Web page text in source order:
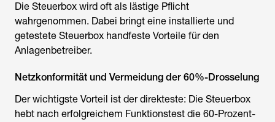
Die Steuerbox wird oft als lästige Pflicht
wahrgenommen. Dabei bringt eine installierte und
getestete Steuerbox handfeste Vorteile für den
Anlagenbetreiber.
Netzkonformität und Vermeidung der 60%-Drosselung
Der wichtigste Vorteil ist der direkteste: Die Steuerbox
hebt nach erfolgreichem Funktionstest die 60-Prozent-